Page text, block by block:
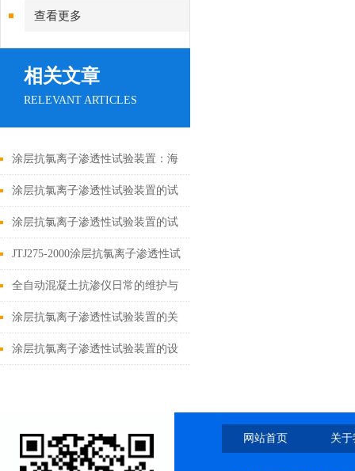
查看更多
相关文章
RELEVANT ARTICLES
涂层抗氯离子渗透性试验装置：海
洋工程防腐检测关键设备
涂层抗氯离子渗透性试验装置的试
验步骤
涂层抗氯离子渗透性试验装置的试
板制备及测试方法
JTJ275-2000涂层抗氯离子渗透性试
验装置
全自动混凝土抗渗仪日常的维护与
保养
涂层抗氯离子渗透性试验装置的关
键特性和应用方法
涂层抗氯离子渗透性试验装置的设
网站首页 关